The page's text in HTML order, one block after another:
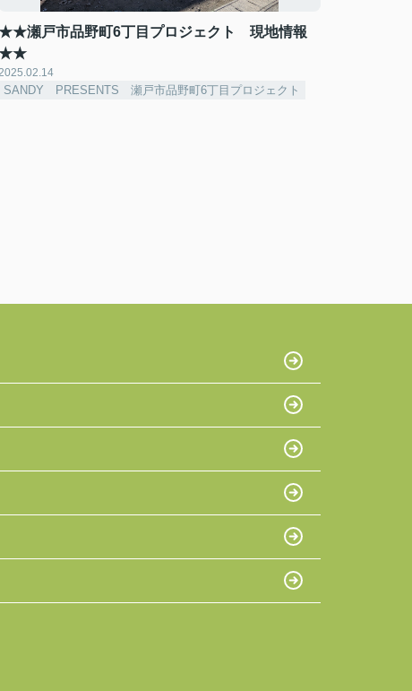
瀬戸市品野町6丁目プロジェクト 現地情報
SANDY PRESENTS 瀬戸市品野町6丁目プロジェクト